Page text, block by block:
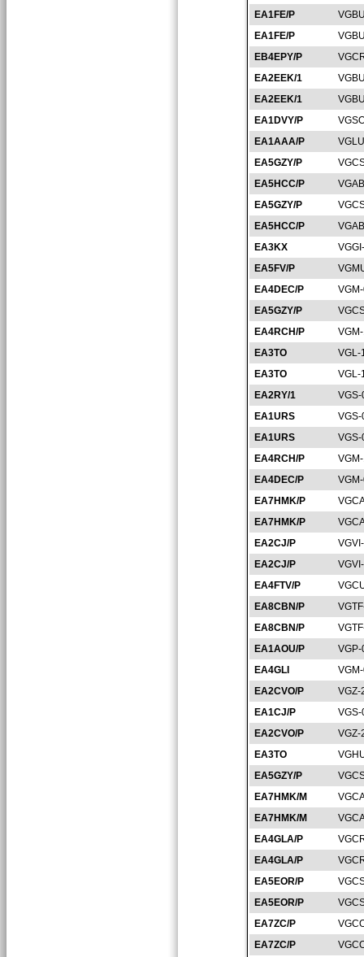
EA1FE/P
EA1FE/P
EB4EPY/P
EA2EEK/1
EA2EEK/1
EA1DVY/P
EA1AAA/P
EA5GZY/P
EA5HCC/P
EA5GZY/P
EA5HCC/P
EA3KX
EA5FV/P
EA4DEC/P
EA5GZY/P
EA4RCH/P
EA3TO
VGL-
EA3TO
VGL-
EA2RY/1
EA1URS
EA1URS
EA4RCH/P
EA4DEC/P
EA7HMK/P
EA7HMK/P
EA2CJ/P
EA2CJ/P
EA4FTV/P
EA8CBN/P
EA8CBN/P
EA1AOU/P
EA4GLI
EA2CVO/P
VGZ-
EA1CJ/P
EA2CVO/P
VGZ-
EA3TO
EA5GZY/P
EA7HMK/M
EA7HMK/M
EA4GLA/P
EA4GLA/P
EA5EOR/P
EA5EOR/P
EA7ZC/P
EA7ZC/P